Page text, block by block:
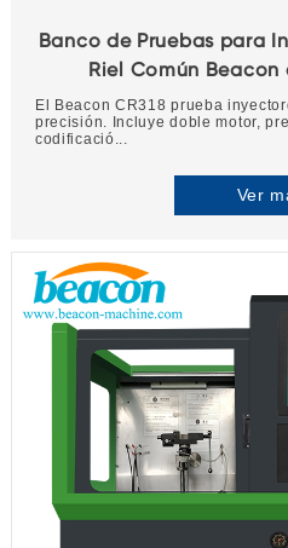
Banco de Pruebas para
Riel Común
El Beacon CR318 prueba
precisión. Incluye doble motor,
codificació...
Ver